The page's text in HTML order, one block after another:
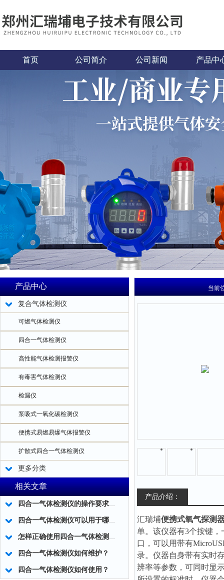
首页 公司简介 公司新闻 产品中
产品中心
复合气体检测仪
可燃气体检测仪
四合一气体检测仪
高性能气体检测报警仪
有毒害气体检测仪
检漏仪
泵吸式一氧化碳检测仪
便携式易燃易爆气体报警仪
扩散式四合一气体检测仪
更多分类
相关文章
四合一气体检测仪的操作要求有哪些？
四合一气体检测仪可以用于哪些场所?
怎样正确使用四合一气体检测仪？
四合一气体检测仪如何维护？
四合一气体检测仪如何使用？
当前
产品介绍：
汇瑞埔便携式氧气探测
单。该仪器有3个按键
口，可以用带有
录。仪器自身带有实时
辨率等参数，可同时显